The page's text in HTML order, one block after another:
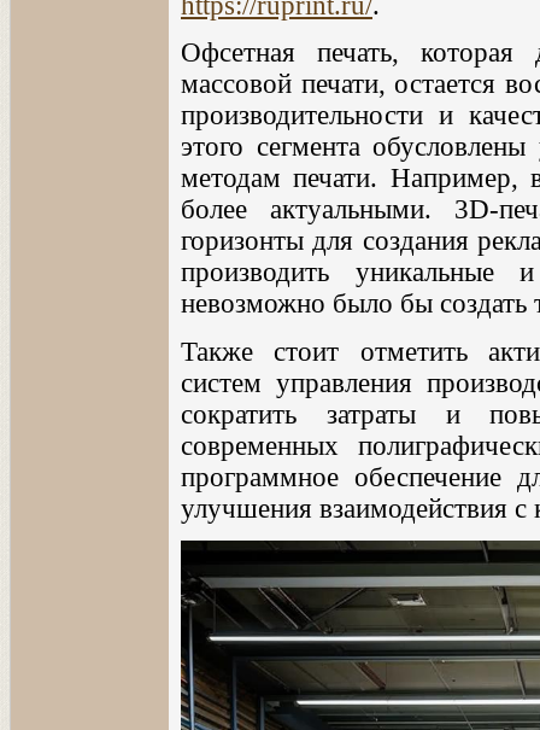
Офсетная печать,
массовой печати, остается
производительности и
этого сегмента
методам печати. Например,
более актуальными. 3D-
горизонты для создания
производить уникальные
невозможно было бы
Также стоит отметить
систем управления
сократить затраты и
современных
программное обеспечение
улучшения взаимодействия с